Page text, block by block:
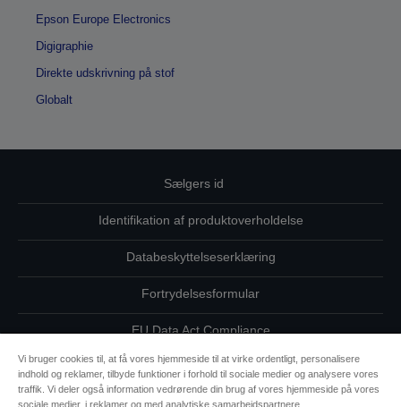
Epson Europe Electronics
Digigraphie
Direkte udskrivning på stof
Globalt
Sælgers id
Identifikation af produktoverholdelse
Databeskyttelseserklæring
Fortrydelsesformular
EU Data Act Compliance
Kontakt os vedrørende dine data
Oplysninger om cookies
Vi bruger cookies til, at få vores hjemmeside til at virke ordentligt, personalisere
indhold og reklamer, tilbyde funktioner i forhold til sociale medier og analysere vores
traffik. Vi deler også information vedrørende din brug af vores hjemmeside på vores
sociale medier, i reklamer og med analytiske samarbejdspartnere.